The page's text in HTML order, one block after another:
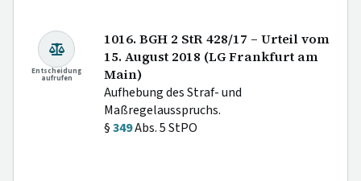
Entscheidung
aufrufen
1016. BGH 2 StR 428/17 – Urteil vom
15. August 2018 (LG Frankfurt am
Main)
Aufhebung des Straf- und
Maßregelausspruchs.
§349Abs. 5 StPO